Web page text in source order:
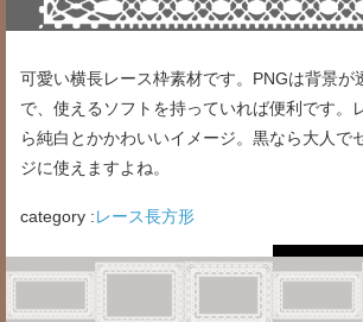
可愛い横長レース枠素材です。PNGは背景が
で、使えるソフトを持っていれば便利です。
ら純白とかかわいいイメージ。黒なら大人で
ジに使えますよね。
category : レース長方形